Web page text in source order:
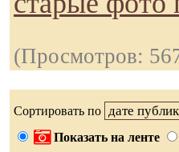
(Просмотров:
Сортировать по
Показать на ленте